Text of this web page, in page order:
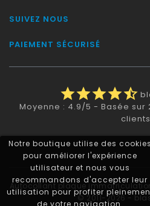
Notre boutique utilise des cookies
pour améliorer l'expérience
utilisateur et nous vous
recommandons d'accepter leur
utilisation pour profiter
de votre navigation.
SUIVEZ NOUS
PAIEMENT SÉCURISÉ
starstarstarstarstar_half
Moyenne : 4.9/5 - Basée sur
clients
Autocollant plaque
© 2011-2026 -